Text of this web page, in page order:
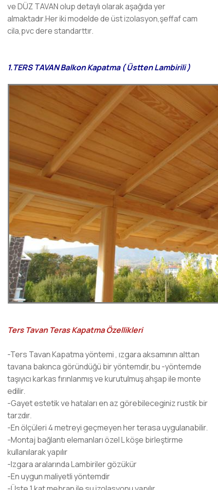
ve DÜZ TAVAN olup detaylı olarak aşağıda yer
almaktadır.Her iki modelde de üst izolasyon,şeffaf cam
cila,pvc dere standarttır.
1.TERS TAVANBalkon Kapatma ( Üstten Lambirili )
Ters Tavan Teras Kapatma Özellikleri
-Ters Tavan Kapatma yöntemi , ızgara aksamının alttan
tavana bakınca göründüğü bir yöntemdir,bu -yöntemde
taşıyıcı karkas fırınlanmış ve kurutulmuş ahşap ile monte
edilir.
-Gayet estetik ve hataları en az görebileceginiz rustik bir
tarzdır.
-En ölçüleri 4 metreyi geçmeyen her terasa uygulanabilir.
-Montaj bağlantı elemanları özel L köşe birleştirme
kullanılarak yapılır
-Izgara aralarında Lambiriler gözükür
-En uygun maliyetli yöntemdir